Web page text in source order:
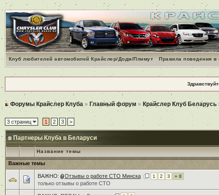
Клуб любителей автомобилей Крайслер/Додж/Плимут Правила поведения
Форумы Крайслер Клуба » Главный форум » Крайслер Клуб Беларусь
3 страниц 1 2 3 >
Партнеры Клуба в Беларуси
Название темы
Важные темы
ВАЖНО: Отзывы о работе СТО Минска 1 2 3 » 8
только отзывы о работе СТО